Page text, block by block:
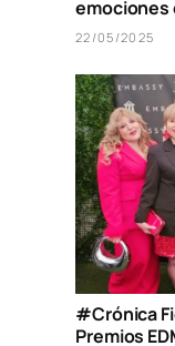
emociones
22/05/2025
#Crónica
Premios